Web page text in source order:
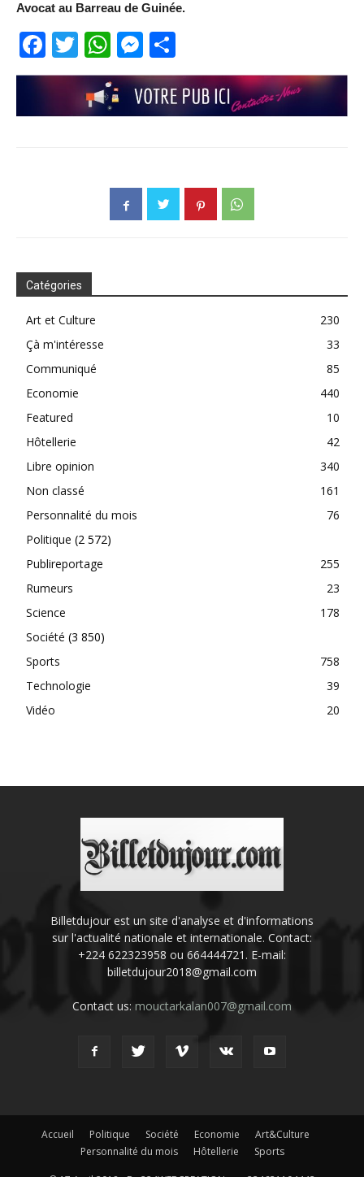
Avocat au Barreau de Guinée.
Facebook
TwitterWhatsApp
Messenger
Catégories
Art et Culture
230
Çà m'intéresse
33
Communiqué
85
Economie
440
Featured
10
Hôtellerie
42
Libre opinion
340
Non classé
161
Personnalité du mois
76
Politique (2 572)
Publireportage
255
Rumeurs
23
Science
178
Société (3 850)
Sports
758
Technologie
39
Vidéo
20
Billetdujour est un site d'analyse et d'informations
sur l'actualité nationale et internationale. Contact:
+224 622323958 ou 664444721. E-mail:
billetdujour2018@gmail.com
Contact us: mouctarkalan007@gmail.com
Accueil Politique Société Economie
Art&Culture
Personnalité du mois
Hôtellerie Sports